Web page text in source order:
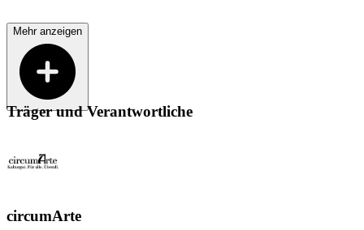
Mehr anzeigen
Träger und Verantwortliche
circumArte